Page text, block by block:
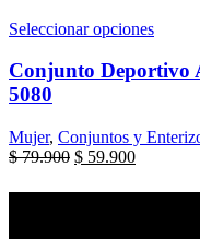
Seleccionar opciones
Conjunto Deportivo
5080
Mujer, Conjuntos y
$79.900 $ 59.900